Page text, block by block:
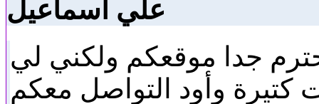
علي اسماعيل
جدا موقعكم ولكني لي
كتيرة وأود التواصل معكم